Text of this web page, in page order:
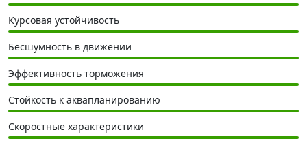
Курсовая устойчивость
Бесшумность в движении
Эффективность торможения
Стойкость к аквапланированию
Скоростные характеристики